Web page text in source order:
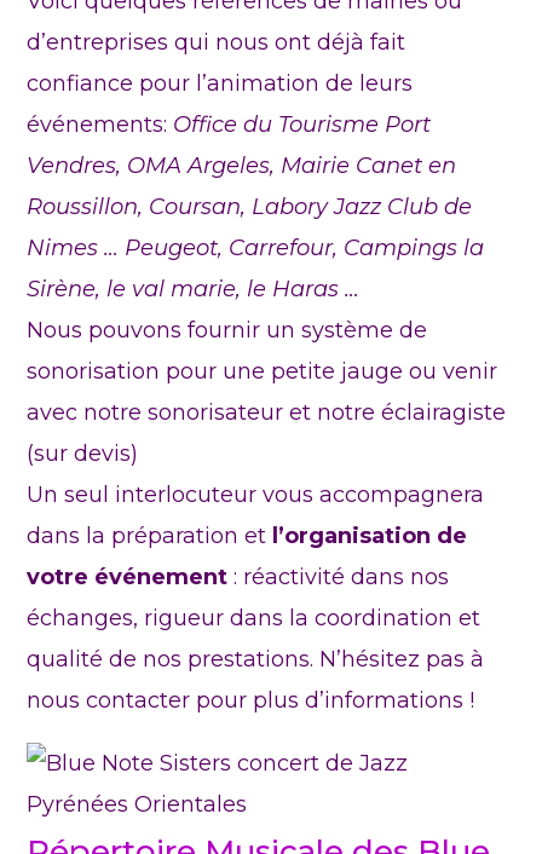
d’entreprises qui nous ont déjà fait
confiance pour l’animation de leurs
événements: Office du Tourisme Port
Vendres, OMA Argeles, Mairie Canet en
Roussillon, Coursan, Labory Jazz Club de
Nimes … Peugeot, Carrefour, Campings la
Sirène, le val marie, le Haras …
Nous pouvons fournir un système de
sonorisation pour une petite jauge ou venir
avec notre sonorisateur et notre éclairagiste
(sur devis)
Un seul interlocuteur vous accompagnera
dans la préparation et l’organisation de
votre événement : réactivité dans nos
échanges, rigueur dans la coordination et
qualité de nos prestations. N’hésitez pas à
nous contacter pour plus d’informations !